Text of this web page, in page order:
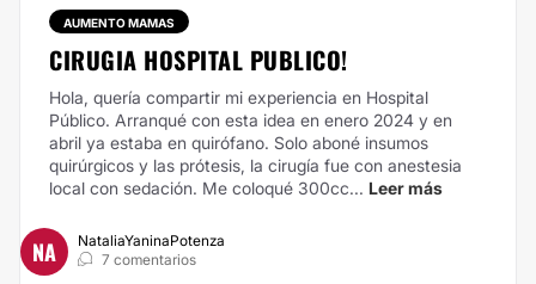
AUMENTO MAMAS
CIRUGIA HOSPITAL PUBLICO!
Hola, quería compartir mi experiencia en Hospital
Público. Arranqué con esta idea en enero 2024 y en
abril ya estaba en quirófano. Solo aboné insumos
quirúrgicos y las prótesis, la cirugía fue con anestesia
local con sedación. Me coloqué 300cc... Leer más
NA
NataliaYaninaPotenza
7 comentarios